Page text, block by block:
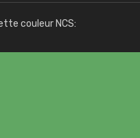
couleur NCS: